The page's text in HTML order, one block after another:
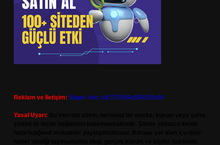
Reklam ve İletişim: Skype: live:.cid.575569c608265c69
Yasal Uyarı: